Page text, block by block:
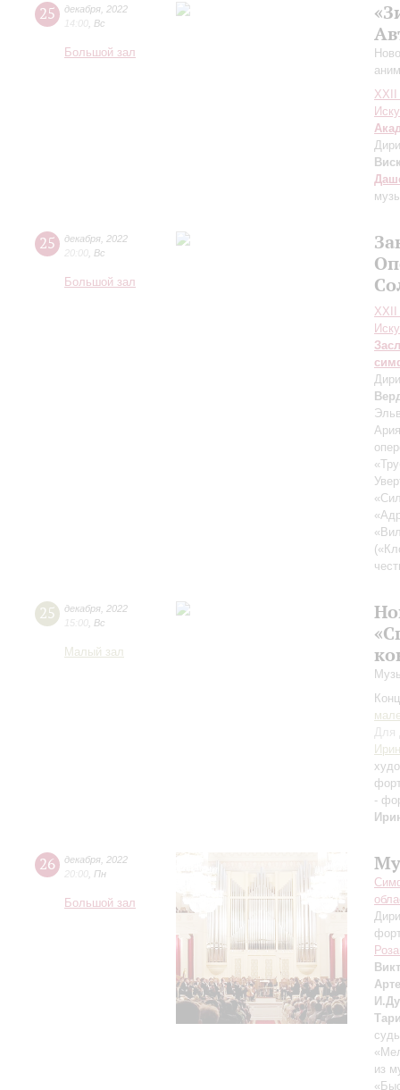
25 декабря 2022
14:00 Вс
Большой зал
25 декабря 2022
20:00 Вс
Большой зал
25 декабря 2022
15:00 Вс
Малый зал
Для
-
26 декабря 2022
20:00 Пн
Большой зал
из